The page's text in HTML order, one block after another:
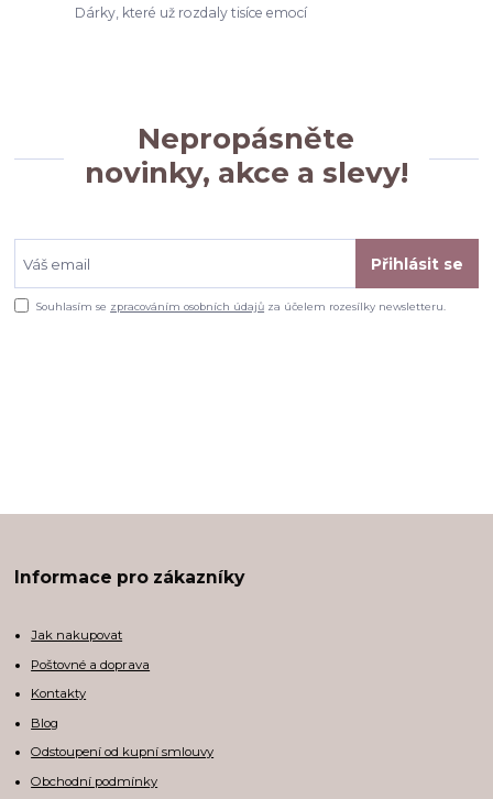
Dárky, které už rozdaly tisíce emocí
Nepropásněte
novinky, akce a slevy!
Přihlásit se
Souhlasím se zpracováním osobních údajů za účelem rozesílky newsletteru.
Informace pro zákazníky
Jak nakupovat
Poštovné a doprava
Kontakty
Blog
Odstoupení od kupní smlouvy
Obchodní podmínky